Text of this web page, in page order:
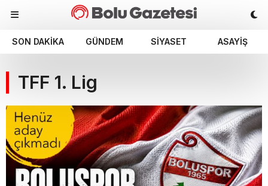
SON DAKIKA GÜNDEM SIYASET ASAYIŞ
TFF 1. Lig